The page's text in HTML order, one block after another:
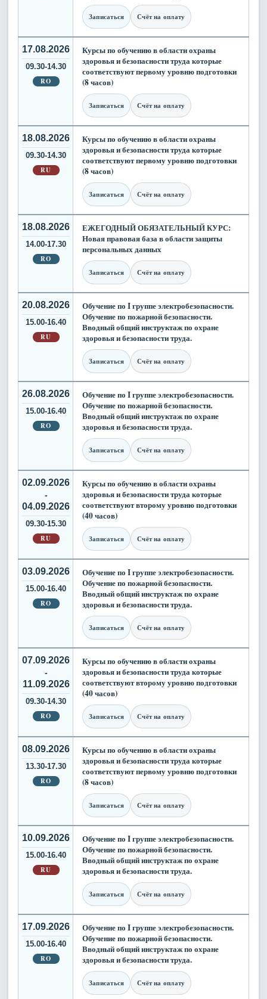
Записаться Счёт на оплату
17.08.2026
09.30-14.30
RO
Курсы по обучению в области охраны
здоровья и безопасности труда которые
соответствуют первому уровню подготовки
(8 часов)
Записаться Счёт на оплату
18.08.2026
09.30-14.30
RU
Курсы по обучению в области охраны
здоровья и безопасности труда которые
соответствуют первому уровню подготовки
(8 часов)
Записаться Счёт на оплату
18.08.2026
14.00-17.30
RO
ЕЖЕГОДНЫЙ ОБЯЗАТЕЛЬНЫЙ КУРС:
Новая правовая база в области защиты
персональных данных
Записаться Счёт на оплату
20.08.2026
15.00-16.40
RU
Обучение по I группе электробезопасности.
Обучение по пожарной безопасности.
Вводный общий инструктаж по охране
здоровья и безопасности труда.
Записаться Счёт на оплату
26.08.2026
15.00-16.40
RO
Обучение по I группе электробезопасности.
Обучение по пожарной безопасности.
Вводный общий инструктаж по охране
здоровья и безопасности труда.
Записаться Счёт на оплату
02.09.2026
-
04.09.2026
09.30-15.30
RU
Курсы по обучению в области охраны
здоровья и безопасности труда которые
соответствуют второму уровню подготовки
(40 часов)
Записаться Счёт на оплату
03.09.2026
15.00-16.40
RO
Обучение по I группе электробезопасности.
Обучение по пожарной безопасности.
Вводный общий инструктаж по охране
здоровья и безопасности труда.
Записаться Счёт на оплату
07.09.2026
-
11.09.2026
09.30-14.30
RO
Курсы по обучению в области охраны
здоровья и безопасности труда которые
соответствуют второму уровню подготовки
(40 часов)
Записаться Счёт на оплату
08.09.2026
13.30-17.30
RO
Курсы по обучению в области охраны
здоровья и безопасности труда которые
соответствуют первому уровню подготовки
(8 часов)
Записаться Счёт на оплату
10.09.2026
15.00-16.40
RU
Обучение по I группе электробезопасности.
Обучение по пожарной безопасности.
Вводный общий инструктаж по охране
здоровья и безопасности труда.
Записаться Счёт на оплату
17.09.2026
15.00-16.40
RO
Обучение по I группе электробезопасности.
Обучение по пожарной безопасности.
Вводный общий инструктаж по охране
здоровья и безопасности труда.
Записаться Счёт на оплату